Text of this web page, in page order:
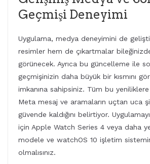
Geçmişi Deneyimi
Uygulama, medya deneyimini de
resimler hem de çıkartmalar
görünecek. Ayrıca bu güncelleme ile
geçmişinizin daha büyük bir kısmını
imkanına sahipsiniz. Tüm bu
Meta mesaj ve aramaların uçtan uca
güvende kaldığını belirtiyor.
için Apple Watch Series 4 veya daha
modele ve watchOS 10 işletim
olmalısınız.